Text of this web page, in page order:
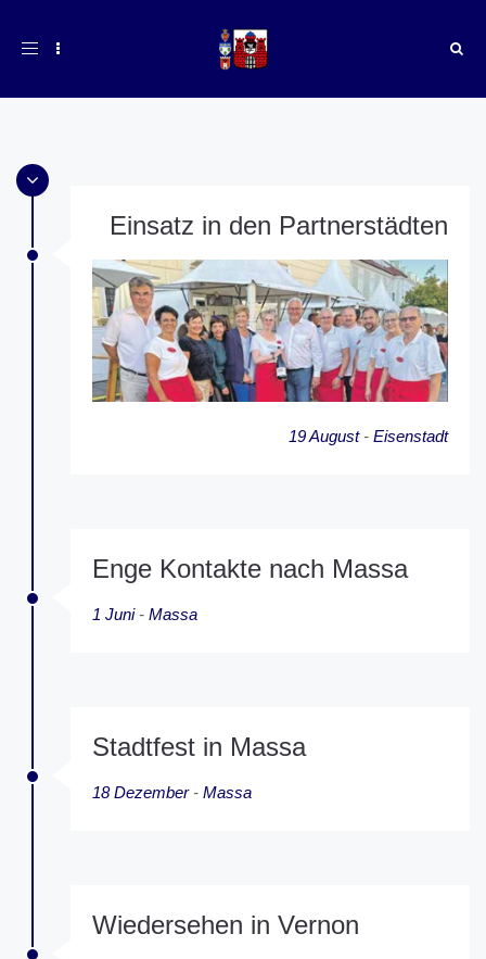
Toggle
Einsatz in den Partnerstädten
19 August- Eisenstadt
Enge Kontakte nach Massa
1 Juni- Massa
Stadtfest in Massa
18 Dezember- Massa
Wiedersehen in Vernon